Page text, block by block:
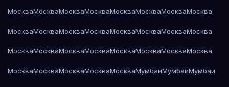
МоскваМоскваМоскваМоскваМоскваМоскваМоскваМосква
МоскваМоскваМоскваМоскваМоскваМоскваМоскваМосква
МоскваМоскваМоскваМоскваМоскваМоскваМоскваМосква
МоскваМоскваМоскваМоскваМоскваМумбаиМумбаиМумбаи